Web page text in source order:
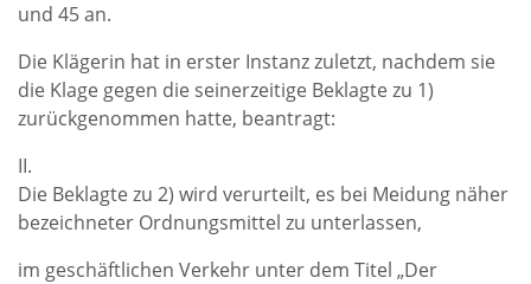
und 45 an.
Die Klägerin hat in erster Instanz zuletzt, nachdem sie
die Klage gegen die seinerzeitige Beklagte zu 1)
zurückgenommen hatte, beantragt:
II.
Die Beklagte zu 2) wird verurteilt, es bei Meidung näher
bezeichneter Ordnungsmittel zu unterlassen,
im geschäftlichen Verkehr unter dem Titel „Der